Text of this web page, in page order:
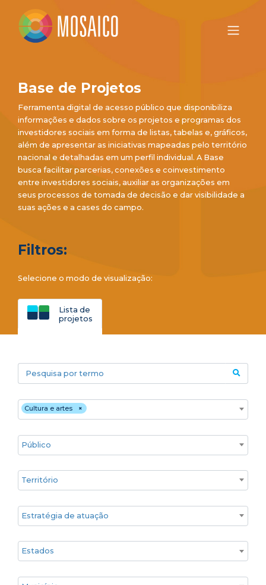
Base de Projetos
Ferramenta digital de acesso público que disponibiliza
informações e dados sobre os projetos e programas dos
investidores sociais em forma de listas, tabelas e, gráficos,
além de apresentar as iniciativas mapeadas pelo território
nacional e detalhadas em um perfil individual. A Base
busca facilitar parcerias, conexões e coinvestimento
entre investidores sociais, auxiliar as organizações em
seus processos de tomada de decisão e dar visibilidade a
suas ações e a cases do campo.
Filtros:
Selecione o modo de visualização:
Lista de
projetos
Pesquisa por termo
Áreas temáticas
×
Cultura e artes
Público
Territórios
Estratégia de atuação
Estado
Cidade